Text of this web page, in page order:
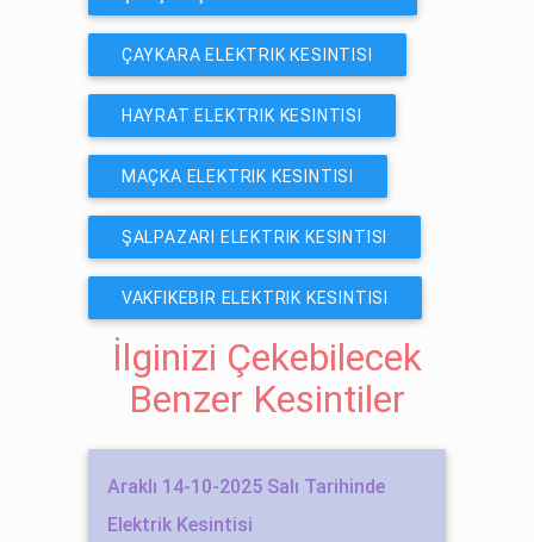
ÇAYKARA ELEKTRIK KESINTISI
HAYRAT ELEKTRIK KESINTISI
MAÇKA ELEKTRIK KESINTISI
ŞALPAZARI ELEKTRIK KESINTISI
VAKFIKEBIR ELEKTRIK KESINTISI
İlginizi Çekebilecek
Benzer Kesintiler
Araklı 14-10-2025 Salı Tarihinde
Elektrik Kesintisi